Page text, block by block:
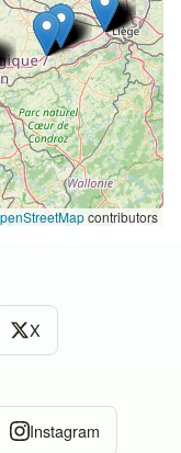
contributors
X
Instagram